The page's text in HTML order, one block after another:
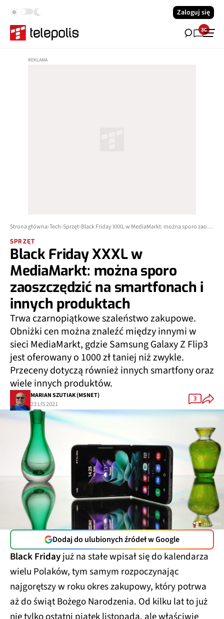
Zaloguj się
30
Strona główna Tech Sprzęt Black Friday XXXL w MediaMarkt: można sporo zaoszczędzić na smartfonach i innych produktach
SPRZĘT
Black Friday XXXL w
MediaMarkt: można sporo
zaoszczędzić na smartfonach i
innych produktach
Trwa czarnopiątkowe szaleństwo zakupowe.
Obniżki cen można znaleźć między innymi w
sieci MediaMarkt, gdzie Samsung Galaxy Z Flip3
jest oferowany o 1000 zł taniej niż zwykle.
Przeceny dotyczą również innych smartfony oraz
wiele innych produktów.
MARIAN SZUTIAK (MSNET)
23 LIS 2021
3
Dodaj do ulubionych źródeł w Google
Black Fridayjuż na stałe wpisał się do kalendarza
wielu Polaków, tym samym rozpoczynając
najgorętszy w roku okres zakupowy, który potrwa
aż do świąt Bożego Narodzenia. Od kilku lat to już